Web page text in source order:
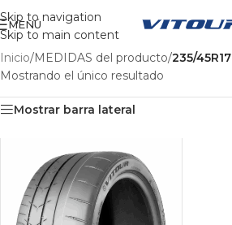
Skip to navigation
Skip to main content
MENÚ
Inicio/MEDIDAS del producto/235/45R17
Mostrando el único resultado
Mostrar barra lateral